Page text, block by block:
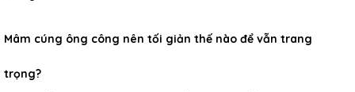
Mâm cúng ông công nên tối giản thế nào để vẫn trang
trọng?